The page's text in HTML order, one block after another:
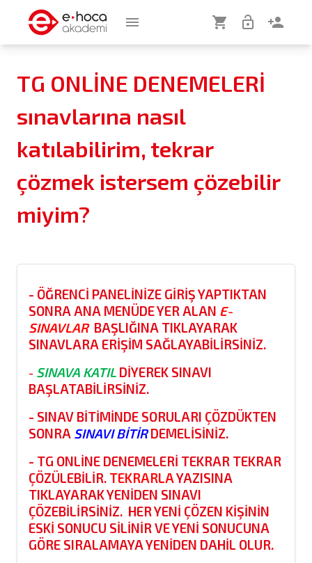
menu shopping_cart lock_open person_add
TG ONLİNE DENEMELERİ
sınavlarına nasıl
katılabilirim, tekrar
çözmek istersem çözebilir
miyim?
- ÖĞRENCI PANELINIZE GIRIŞ YAPTIKTAN
SONRA ANA MENÜDE YER ALAN E-
SINAVLAR BAŞLIĞINA TIKLAYARAK
SINAVLARA ERIŞIM SAĞLAYABILIRSINIZ.
- SINAVA KATIL DIYEREK SINAVI
BAŞLATABILIRSINIZ.
- SINAV BITIMINDE SORULARI ÇÖZDÜKTEN
SONRA SINAVI BITIRDEMELISINIZ.
- TG ONLİNE DENEMELERİ TEKRAR TEKRAR
ÇÖZÜLEBILIR. TEKRARLAYAZISINA
TIKLAYARAK YENIDEN SINAVI
ÇÖZEBILIRSINIZ. HER YENI ÇÖZEN KIŞININ
ESKI SONUCU SILINIR VE YENI SONUCUNA
GÖRE SIRALAMAYA YENIDEN DAHIL OLUR.